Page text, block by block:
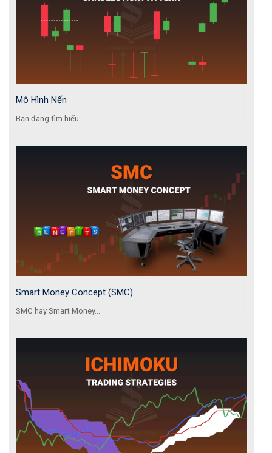
Mô Hình Nến
Bạn đang tìm hiểu...
Smart Money Concept (SMC)
SMC hay Smart Money...